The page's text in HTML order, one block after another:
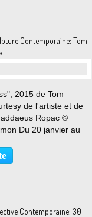
Contemporaine: Tom
2015 de Tom
de l'artiste et de
Ropac ©
Du 20 janvier au
une exposition
de Tom
Contemporaine: 30